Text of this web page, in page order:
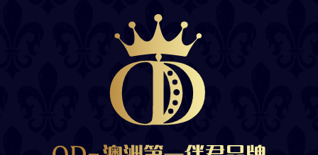
联系方式 招聘合作
布里斯班